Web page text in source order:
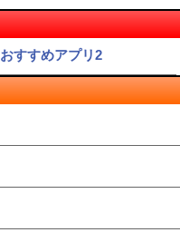
おすすめアプリ2